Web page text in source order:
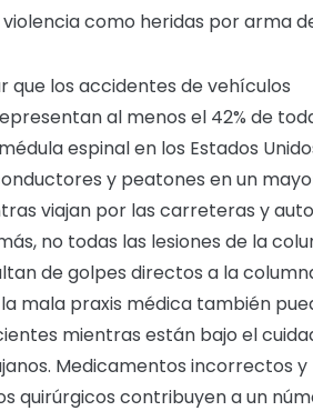
como heridas por arma
que los accidentes de vehículos
al menos el 42% de
espinal en los Estados
y peatones en un
viajan por las carreteras y
no todas las lesiones de la
de golpes directos a la
mala praxis médica también
mientras están bajo el
Medicamentos incorrectos y
quirúrgicos contribuyen a un